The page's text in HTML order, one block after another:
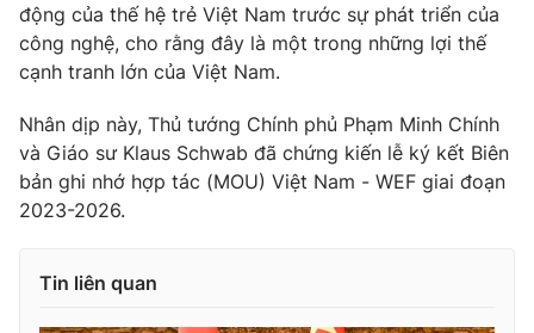
động của thế hệ trẻ Việt Nam trước sự phát triển của
công nghệ, cho rằng đây là một trong những lợi thế
cạnh tranh lớn của Việt Nam.
Nhân dịp này, Thủ tướng Chính phủ Phạm Minh Chính
và Giáo sư Klaus Schwab đã chứng kiến lễ ký kết Biên
bản ghi nhớ hợp tác (MOU) Việt Nam - WEF giai đoạn
2023-2026.
Tin liên quan